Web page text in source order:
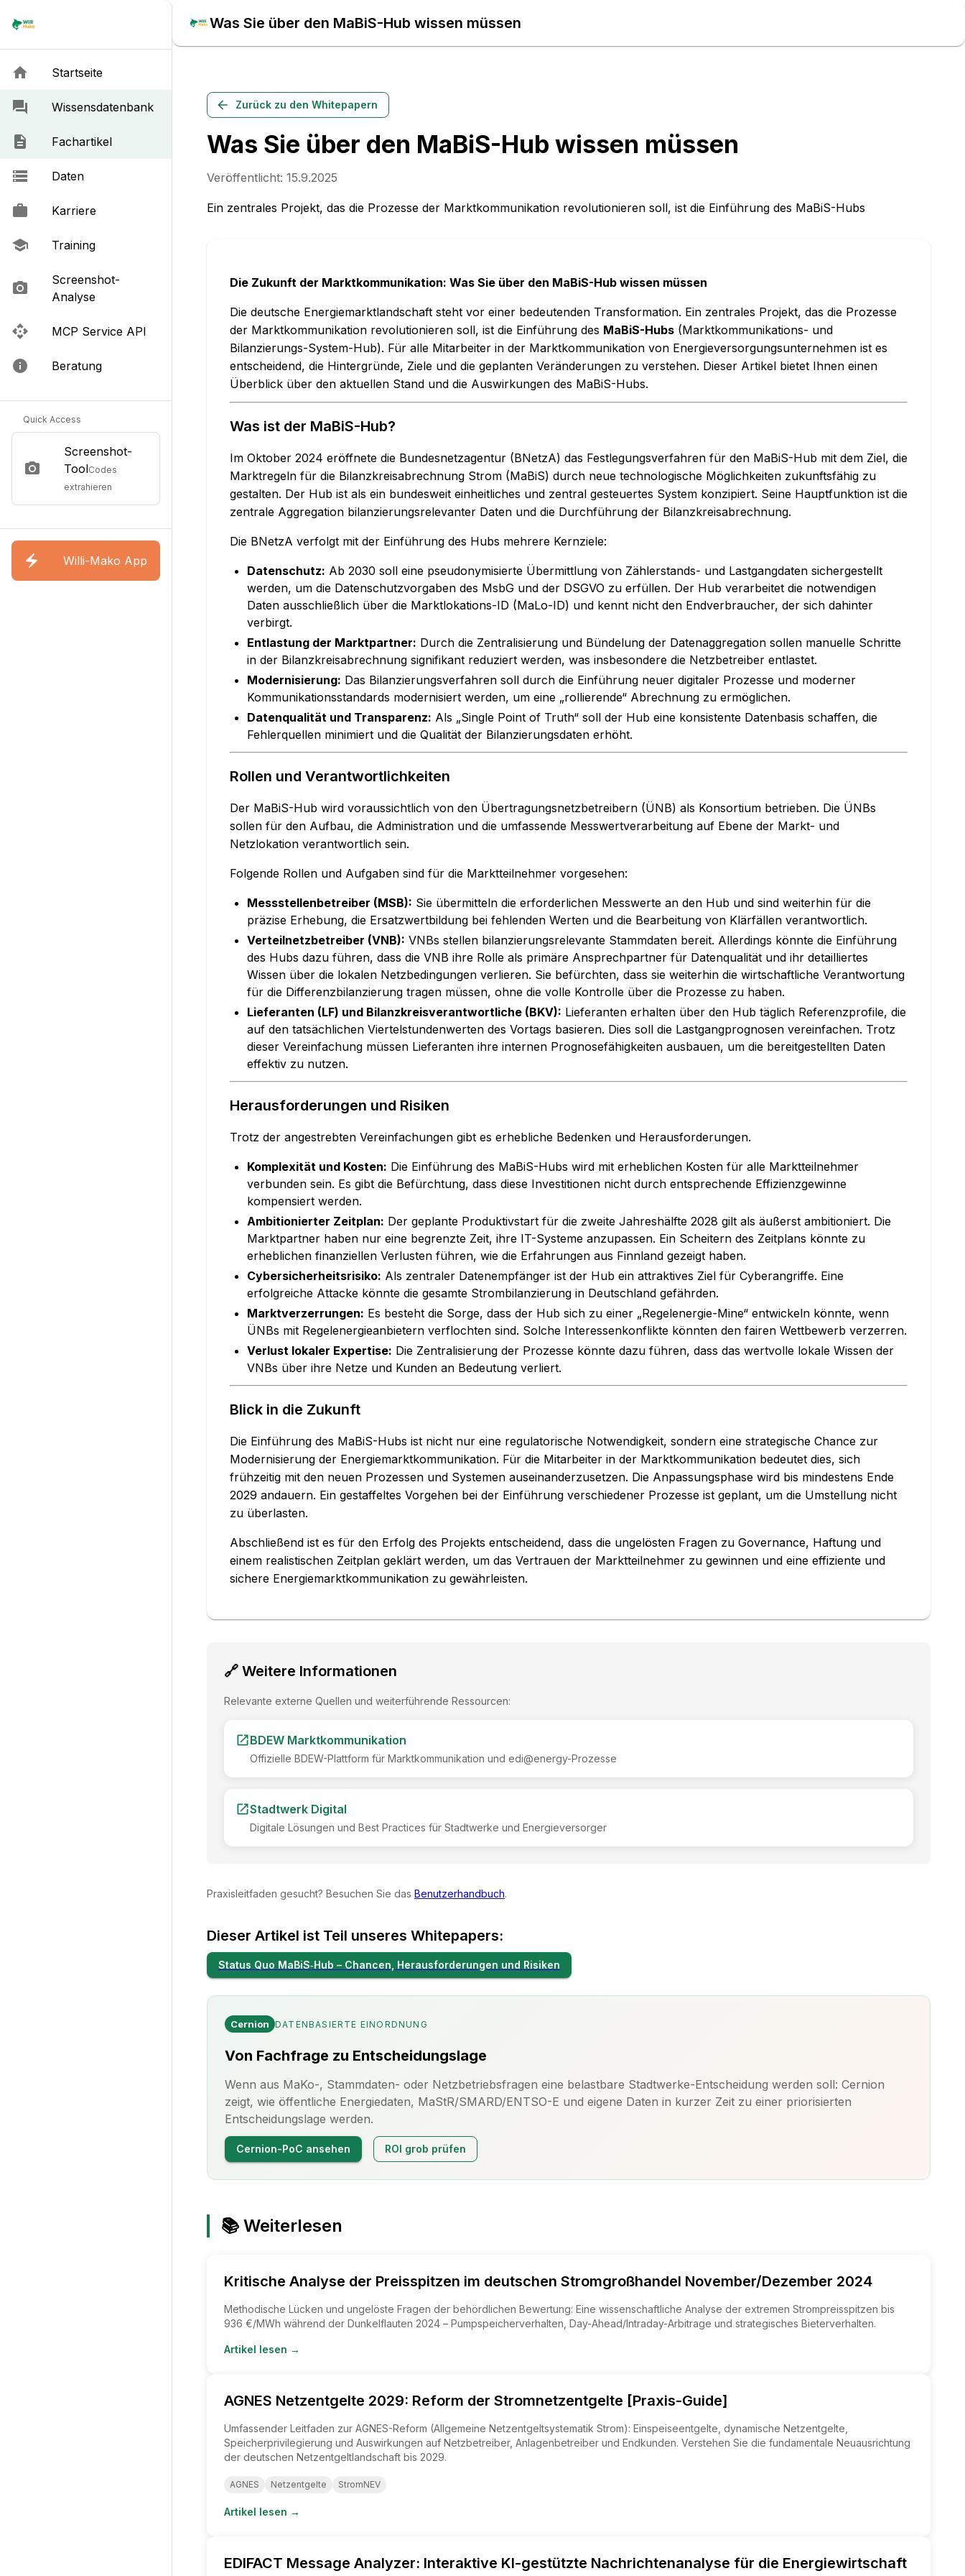
Was Sie über den MaBiS-Hub wissen müssen
Startseite
Wissensdatenbank
Fachartikel
Daten
Karriere
Training
Screenshot-
Analyse
MCP Service API
Beratung
Quick Access
Screenshot-
ToolCodes
extrahieren
Willi-Mako App
Zurück zu den Whitepapern
Was Sie über den MaBiS-Hub wissen müssen
Veröffentlicht: 15.9.2025
Ein zentrales Projekt, das die Prozesse der Marktkommunikation revolutionieren soll, ist die Einführung des MaBiS-Hubs
Die Zukunft der Marktkommunikation: Was Sie über den MaBiS-Hub wissen müssen
Die deutsche Energiemarktlandschaft steht vor einer bedeutenden Transformation. Ein zentrales Projekt, das die Prozesse
der Marktkommunikation revolutionieren soll, ist die Einführung des MaBiS-Hubs (Marktkommunikations- und
Bilanzierungs-System-Hub). Für alle Mitarbeiter in der Marktkommunikation von Energieversorgungsunternehmen ist es
entscheidend, die Hintergründe, Ziele und die geplanten Veränderungen zu verstehen. Dieser Artikel bietet Ihnen einen
Überblick über den aktuellen Stand und die Auswirkungen des MaBiS-Hubs.
Was ist der MaBiS-Hub?
Im Oktober 2024 eröffnete die Bundesnetzagentur (BNetzA) das Festlegungsverfahren für den MaBiS-Hub mit dem Ziel, die
Marktregeln für die Bilanzkreisabrechnung Strom (MaBiS) durch neue technologische Möglichkeiten zukunftsfähig zu
gestalten. Der Hub ist als ein bundesweit einheitliches und zentral gesteuertes System konzipiert. Seine Hauptfunktion ist die
zentrale Aggregation bilanzierungsrelevanter Daten und die Durchführung der Bilanzkreisabrechnung.
Die BNetzA verfolgt mit der Einführung des Hubs mehrere Kernziele:
Datenschutz: Ab 2030 soll eine pseudonymisierte Übermittlung von Zählerstands- und Lastgangdaten sichergestellt
werden, um die Datenschutzvorgaben des MsbG und der DSGVO zu erfüllen. Der Hub verarbeitet die notwendigen
Daten ausschließlich über die Marktlokations-ID (MaLo-ID) und kennt nicht den Endverbraucher, der sich dahinter
verbirgt.
Entlastung der Marktpartner: Durch die Zentralisierung und Bündelung der Datenaggregation sollen manuelle Schritte
in der Bilanzkreisabrechnung signifikant reduziert werden, was insbesondere die Netzbetreiber entlastet.
Modernisierung: Das Bilanzierungsverfahren soll durch die Einführung neuer digitaler Prozesse und moderner
Kommunikationsstandards modernisiert werden, um eine „rollierende“ Abrechnung zu ermöglichen.
Datenqualität und Transparenz: Als „Single Point of Truth“ soll der Hub eine konsistente Datenbasis schaffen, die
Fehlerquellen minimiert und die Qualität der Bilanzierungsdaten erhöht.
Rollen und Verantwortlichkeiten
Der MaBiS-Hub wird voraussichtlich von den Übertragungsnetzbetreibern (ÜNB) als Konsortium betrieben. Die ÜNBs
sollen für den Aufbau, die Administration und die umfassende Messwertverarbeitung auf Ebene der Markt- und
Netzlokation verantwortlich sein.
Folgende Rollen und Aufgaben sind für die Marktteilnehmer vorgesehen:
Messstellenbetreiber (MSB): Sie übermitteln die erforderlichen Messwerte an den Hub und sind weiterhin für die
präzise Erhebung, die Ersatzwertbildung bei fehlenden Werten und die Bearbeitung von Klärfällen verantwortlich.
Verteilnetzbetreiber (VNB): VNBs stellen bilanzierungsrelevante Stammdaten bereit. Allerdings könnte die Einführung
des Hubs dazu führen, dass die VNB ihre Rolle als primäre Ansprechpartner für Datenqualität und ihr detailliertes
Wissen über die lokalen Netzbedingungen verlieren. Sie befürchten, dass sie weiterhin die wirtschaftliche Verantwortung
für die Differenzbilanzierung tragen müssen, ohne die volle Kontrolle über die Prozesse zu haben.
Lieferanten (LF) und Bilanzkreisverantwortliche (BKV): Lieferanten erhalten über den Hub täglich Referenzprofile, die
auf den tatsächlichen Viertelstundenwerten des Vortags basieren. Dies soll die Lastgangprognosen vereinfachen. Trotz
dieser Vereinfachung müssen Lieferanten ihre internen Prognosefähigkeiten ausbauen, um die bereitgestellten Daten
effektiv zu nutzen.
Herausforderungen und Risiken
Trotz der angestrebten Vereinfachungen gibt es erhebliche Bedenken und Herausforderungen.
Komplexität und Kosten: Die Einführung des MaBiS-Hubs wird mit erheblichen Kosten für alle Marktteilnehmer
verbunden sein. Es gibt die Befürchtung, dass diese Investitionen nicht durch entsprechende Effizienzgewinne
kompensiert werden.
Ambitionierter Zeitplan: Der geplante Produktivstart für die zweite Jahreshälfte 2028 gilt als äußerst ambitioniert. Die
Marktpartner haben nur eine begrenzte Zeit, ihre IT-Systeme anzupassen. Ein Scheitern des Zeitplans könnte zu
erheblichen finanziellen Verlusten führen, wie die Erfahrungen aus Finnland gezeigt haben.
Cybersicherheitsrisiko: Als zentraler Datenempfänger ist der Hub ein attraktives Ziel für Cyberangriffe. Eine
erfolgreiche Attacke könnte die gesamte Strombilanzierung in Deutschland gefährden.
Marktverzerrungen: Es besteht die Sorge, dass der Hub sich zu einer „Regelenergie-Mine“ entwickeln könnte, wenn
ÜNBs mit Regelenergieanbietern verflochten sind. Solche Interessenkonflikte könnten den fairen Wettbewerb verzerren.
Verlust lokaler Expertise: Die Zentralisierung der Prozesse könnte dazu führen, dass das wertvolle lokale Wissen der
VNBs über ihre Netze und Kunden an Bedeutung verliert.
Blick in die Zukunft
Die Einführung des MaBiS-Hubs ist nicht nur eine regulatorische Notwendigkeit, sondern eine strategische Chance zur
Modernisierung der Energiemarktkommunikation. Für die Mitarbeiter in der Marktkommunikation bedeutet dies, sich
frühzeitig mit den neuen Prozessen und Systemen auseinanderzusetzen. Die Anpassungsphase wird bis mindestens Ende
2029 andauern. Ein gestaffeltes Vorgehen bei der Einführung verschiedener Prozesse ist geplant, um die Umstellung nicht
zu überlasten.
Abschließend ist es für den Erfolg des Projekts entscheidend, dass die ungelösten Fragen zu Governance, Haftung und
einem realistischen Zeitplan geklärt werden, um das Vertrauen der Marktteilnehmer zu gewinnen und eine effiziente und
sichere Energiemarktkommunikation zu gewährleisten.
🔗 Weitere Informationen
Relevante externe Quellen und weiterführende Ressourcen:
BDEW Marktkommunikation
Offizielle BDEW-Plattform für Marktkommunikation und edi@energy-Prozesse
Stadtwerk Digital
Digitale Lösungen und Best Practices für Stadtwerke und Energieversorger
Praxisleitfaden gesucht? Besuchen Sie das Benutzerhandbuch.
Dieser Artikel ist Teil unseres Whitepapers:
Status Quo MaBiS‑Hub – Chancen, Herausforderungen und Risiken
Cernion DATENBASIERTE EINORDNUNG
Von Fachfrage zu Entscheidungslage
Wenn aus MaKo-, Stammdaten- oder Netzbetriebsfragen eine belastbare Stadtwerke-Entscheidung werden soll: Cernion
zeigt, wie öffentliche Energiedaten, MaStR/SMARD/ENTSO-E und eigene Daten in kurzer Zeit zu einer priorisierten
Entscheidungslage werden.
Cernion-PoC ansehen ROI grob prüfen
📚 Weiterlesen
Kritische Analyse der Preisspitzen im deutschen Stromgroßhandel November/Dezember 2024
Methodische Lücken und ungelöste Fragen der behördlichen Bewertung: Eine wissenschaftliche Analyse der extremen Strompreisspitzen bis
936 €/MWh während der Dunkelflauten 2024 – Pumpspeicherverhalten, Day-Ahead/Intraday-Arbitrage und strategisches Bieterverhalten.
Artikel lesen →
AGNES Netzentgelte 2029: Reform der Stromnetzentgelte [Praxis-Guide]
Umfassender Leitfaden zur AGNES-Reform (Allgemeine Netzentgeltsystematik Strom): Einspeiseentgelte, dynamische Netzentgelte,
Speicherprivilegierung und Auswirkungen auf Netzbetreiber, Anlagenbetreiber und Endkunden. Verstehen Sie die fundamentale Neuausrichtung
der deutschen Netzentgeltlandschaft bis 2029.
AGNES Netzentgelte StromNEV
Artikel lesen →
EDIFACT Message Analyzer: Interaktive KI-gestützte Nachrichtenanalyse für die Energiewirtschaft